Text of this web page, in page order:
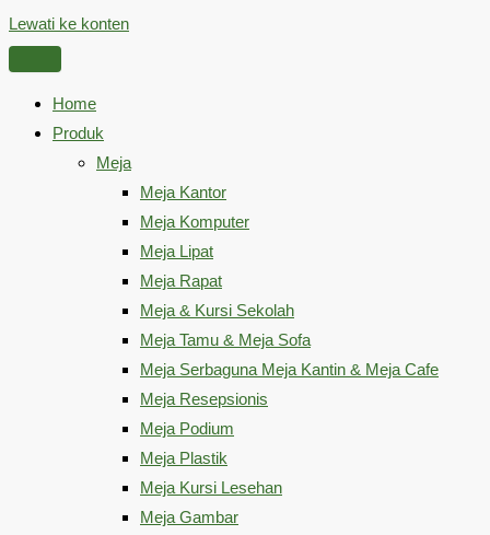
Lewati ke konten
Home
Produk
Meja
Meja Kantor
Meja Komputer
Meja Lipat
Meja Rapat
Meja & Kursi Sekolah
Meja Tamu & Meja Sofa
Meja Serbaguna Meja Kantin & Meja Cafe
Meja Resepsionis
Meja Podium
Meja Plastik
Meja Kursi Lesehan
Meja Gambar